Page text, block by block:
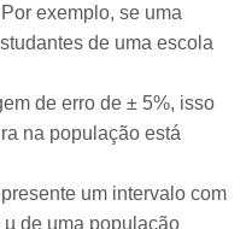
exemplo, se uma
de uma escola
de erro de ± 5%, isso
na população está
um intervalo com
de uma população